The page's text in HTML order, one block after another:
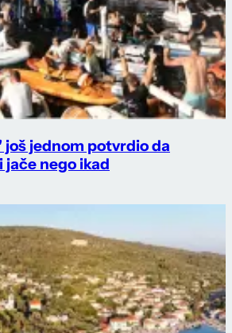
još jednom potvrdio da
nego ikad